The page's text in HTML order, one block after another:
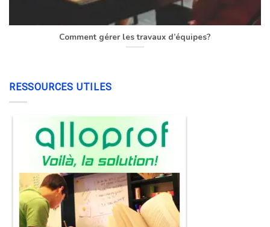
Comment gérer les travaux d’équipes?
RESSOURCES UTILES